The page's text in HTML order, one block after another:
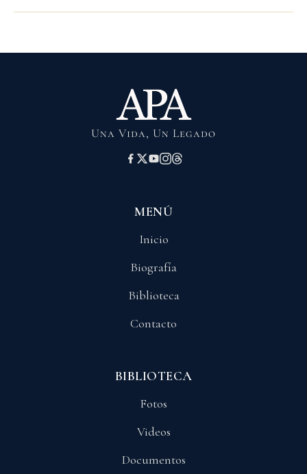
Una Vida, Un Legado
MENÚ
Inicio
Biografía
Biblioteca
Contacto
BIBLIOTECA
Fotos
Videos
Documentos